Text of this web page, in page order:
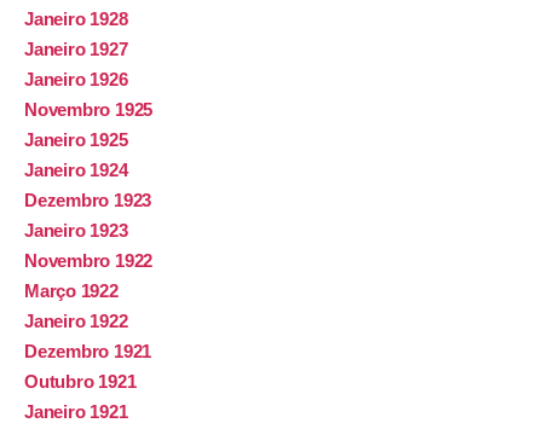
Janeiro 1928
Janeiro 1927
Janeiro 1926
Novembro 1925
Janeiro 1925
Janeiro 1924
Dezembro 1923
Janeiro 1923
Novembro 1922
Março 1922
Janeiro 1922
Dezembro 1921
Outubro 1921
Janeiro 1921